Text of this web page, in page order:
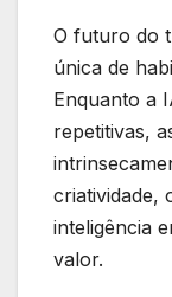
O futuro do
única de
Enquanto a
repetitivas,
criatividade,
inteligência
valor.